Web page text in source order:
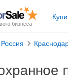
бизнеса
Россия